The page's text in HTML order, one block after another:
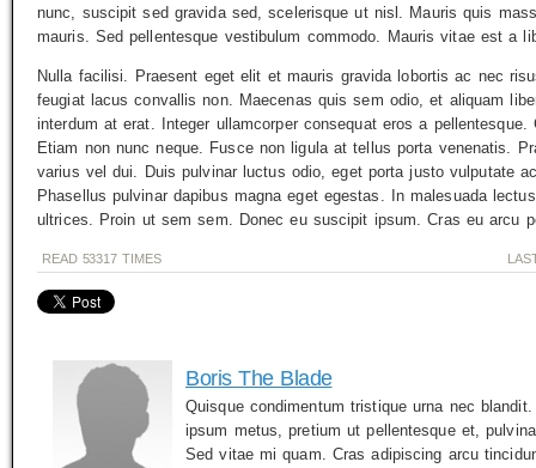
nunc, suscipit sed gravida sed, scelerisque ut nisl. Mauris quis
mauris. Sed pellentesque vestibulum commodo. Mauris vitae est a
Nulla facilisi. Praesent eget elit et mauris gravida lobortis ac nec
feugiat lacus convallis non. Maecenas quis sem odio, et aliquam
interdum at erat. Integer ullamcorper consequat eros a
Etiam non nunc neque. Fusce non ligula at tellus porta venenatis.
varius vel dui. Duis pulvinar luctus odio, eget porta justo vulputate
Phasellus pulvinar dapibus magna eget egestas. In malesuada
ultrices. Proin ut sem sem. Donec eu suscipit ipsum. Cras eu arcu
READ 53317 TIMES
Boris The Blade
Quisque condimentum tristique urna nec
ipsum metus, pretium ut pellentesque et,
Sed vitae mi quam. Cras adipiscing arcu